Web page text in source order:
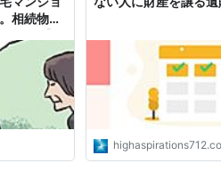
相続物件